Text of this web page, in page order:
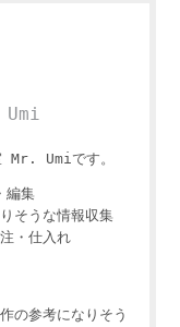
Mr. Umiです。
編集
そうな情報収集
・仕入れ
の参考になりそう